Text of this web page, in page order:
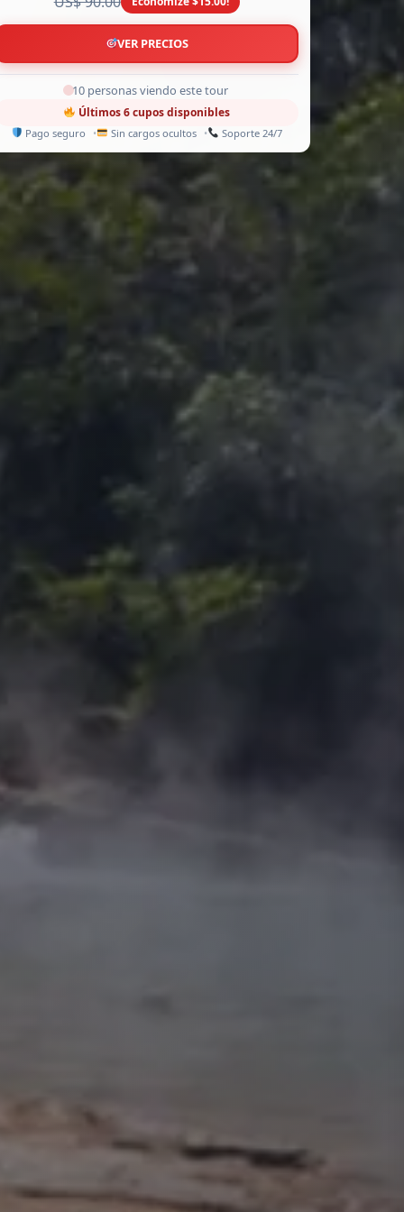
VER PRECIOS
8 personas viendo este tour
Últimos 6 cupos disponibles
Pago seguro Sin cargos ocultos Soporte 24/7